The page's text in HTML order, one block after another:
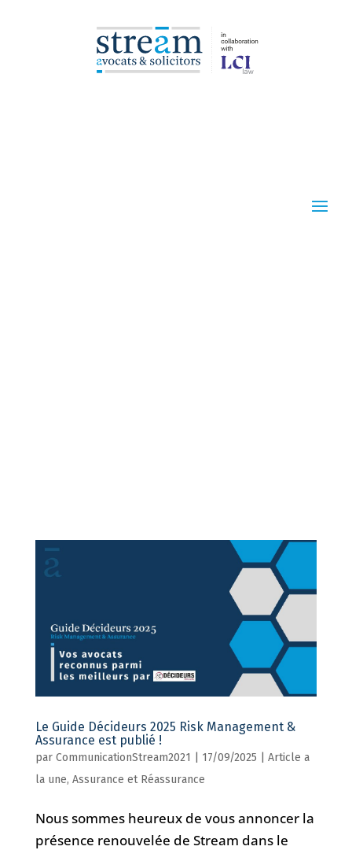
Le Guide Décideurs 2025 Risk Management &
Assurance est publié !
par CommunicationStream2021 17/09/2025
Article a
la une, Assurance et Réassurance
Nous sommes heureux de vous annoncer la
présence renouvelée de Stream dans le